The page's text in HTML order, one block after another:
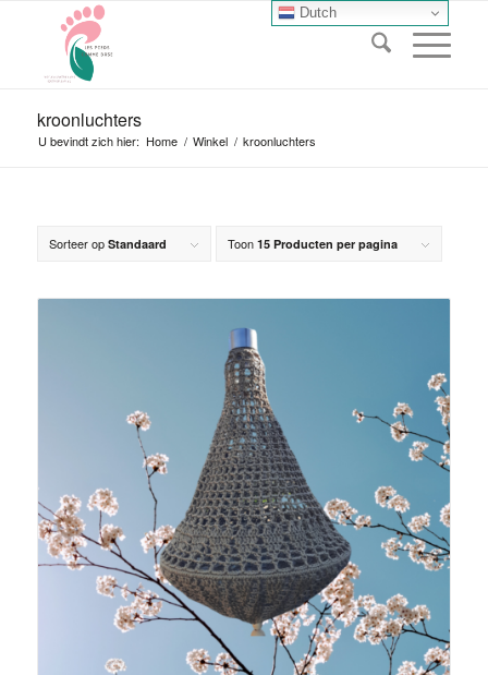
kroonluchters
U bevindt zich hier: Home / Winkel / kroonluchters
Sorteer op Standaard Toon 15 Producten per pagina
Dutch